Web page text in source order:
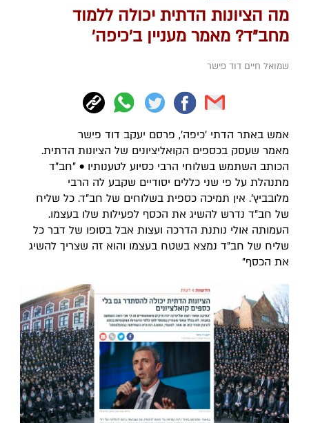
מה הציונות הדתית יכולה ללמוד
מחב"ד? מאמר מעניין ב'כיפה'
שמואל חיים דוד פישר
אמש באתר הדתי 'כיפה', פרסם יעקב דוד פישר
מאמר שעסק בכספים הקואליציונים של הציונות הדתית.
הכותב השתמש בשלוחי הרבי כסיוע לטענותיו • "חב"ד
מתנהלת על פי שני כללים יסודיים שקבע לה הרבי
מלובביץ'. אין תמיכה כספית בשלוחים של חב"ד. כל שליח
של חב"ד נדרש להשיג את הכסף לפעילות שלו בעצמו.
העמותה אולי נותנת הדרכה ועצות אבל בסופו של דבר כל
שליח של חב"ד נמצא בשטח בעצמו והוא זה שצריך להשיג
את הכסף"